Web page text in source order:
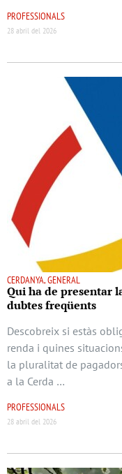
PROFESSIONALS
28 abril del 2026
CERDANYA, GENERAL
Qui ha de presentar
dubtes freqüents
Descobreix si estàs
renda i quines
la pluralitat de
a la Cerda …
PROFESSIONALS
28 abril del 2026